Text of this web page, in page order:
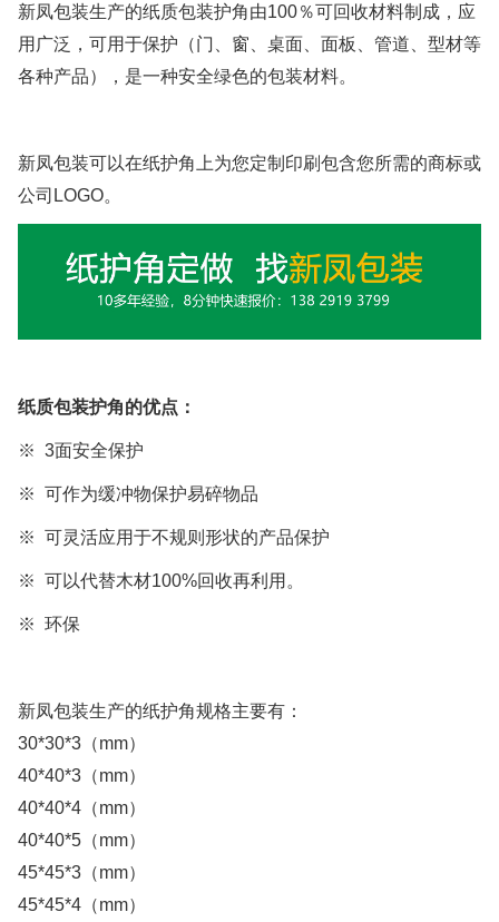
新凤包装生产的纸质包装护角由100％可回收材料制成 ，应
用广泛，可用于保护（门、窗、桌面、面板、管道、型材等
各种产品），是一种安全绿色的包装材料。
新凤包装可以在纸护角上为您定制印刷包含您所需的商标或
公司 LOGO。
纸质包装护角的优点：
※ 3面安全保护
※ 可作为缓冲物保护易碎物品
※ 可灵活应用于不规则形状的产品保护
※ 可以代替木材100%回收再利用。
※ 环保
新凤包装生产的纸护角规格主要有：
30*30*3 （mm）
40*40*3 （mm）
40*40*4 （mm）
40*40*5 （mm）
45*45*3 （mm）
45*45*4 （mm）